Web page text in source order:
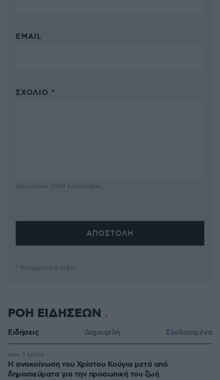
EMAIL
ΣΧΌΛΙΟ *
Απομένουν 2500 χαρακτήρες
* Υποχρεωτικά πεδία
ΡΟΗ ΕΙΔΗΣΕΩΝ
Ειδήσεις Δημοφιλή Σχολιασμένα
Η ανακοίνωση του Χρίστου Κούγια μετά από
δημοσιεύματα για την προσωπική του ζωή
πριν 5 λεπτά